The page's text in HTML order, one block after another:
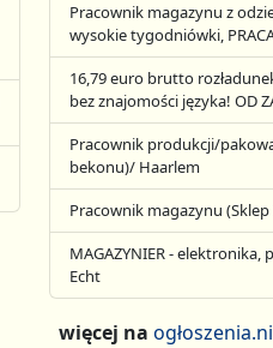
Pracownik magazynu z
wysokie tygodniówki,
16,79 euro brutto
bez znajomości języka! OD
Pracownik produkcji/
bekonu)/ Haarlem
Pracownik magazynu
MAGAZYNIER -
Echt
więcej na